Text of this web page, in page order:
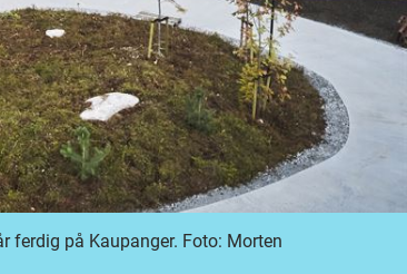
ferdig på Kaupanger. Foto: Morten